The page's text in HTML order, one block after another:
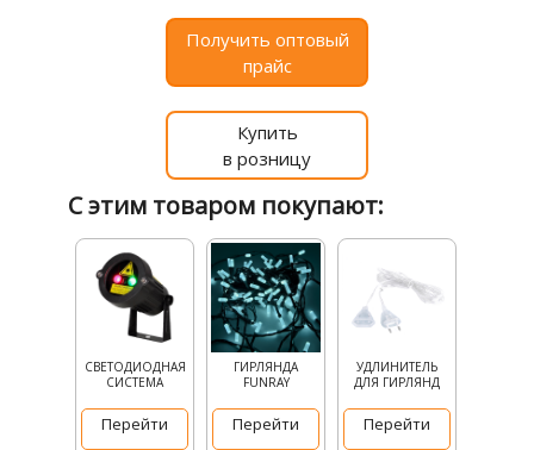
Получить оптовый
прайс
Купить
в розницу
С этим товаром покупают:
СВЕТОДИОДНАЯ
СИСТЕМА
Перейти
ГИРЛЯНДА
FUNRAY
Перейти
УДЛИНИТЕЛЬ
ДЛЯ ГИРЛЯНД
Перейти